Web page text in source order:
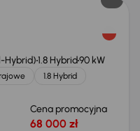
Hybrid)1.8 Hybrid90 kW
1.8 Hybrid
Cena promocyjna
68 000 zł